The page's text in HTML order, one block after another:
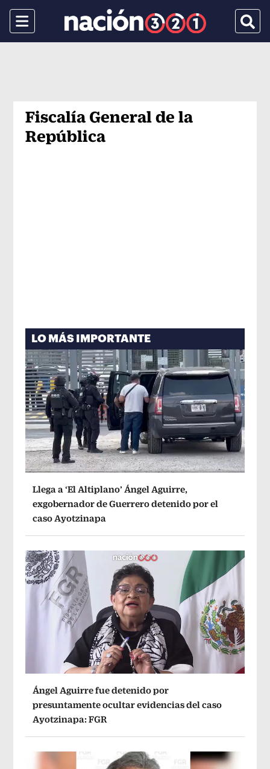
Menu
Fiscalía General de la
República
LO MÁS IMPORTANTE
Llega a ‘El Altiplano’ Ángel Aguirre,
exgobernador de Guerrero detenido por el
caso Ayotzinapa
Ángel Aguirre fue detenido por
presuntamente ocultar evidencias del caso
Ayotzinapa: FGR